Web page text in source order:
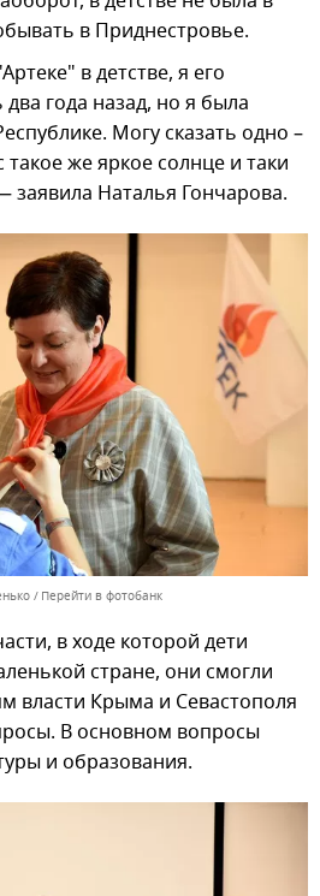
в Приднестровье.
в детстве, я его
года назад, но я была
Могу сказать одно –
же яркое солнце и таки
Наталья Гончарова.
Перейти в фотобанк
в ходе которой дети
стране, они смогли
власти Крыма и Севастополя
В основном вопросы
и образования.